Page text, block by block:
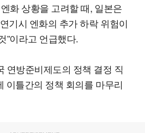
화 상황을 고려할 때, 일본은
기시 엔화의 추가 하락 위험이
”이라고 언급했다.
연방준비제도의 정책 결정 직
이틀간의 정책 회의를 마무리